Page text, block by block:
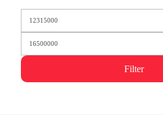
Filter